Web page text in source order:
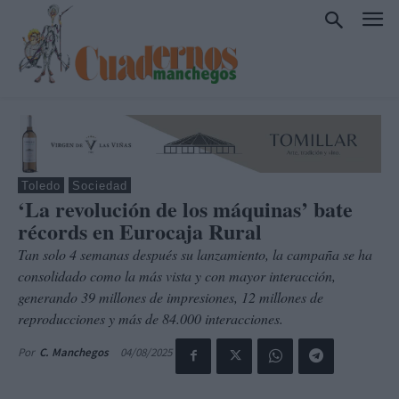
Toledo Sociedad
‘La revolución de los máquinas’ bate
récords en Eurocaja Rural
Tan solo 4 semanas después su lanzamiento, la campaña se ha
consolidado como la más vista y con mayor interacción,
generando 39 millones de impresiones, 12 millones de
reproducciones y más de 84.000 interacciones.
Por C. Manchegos 04/08/2025